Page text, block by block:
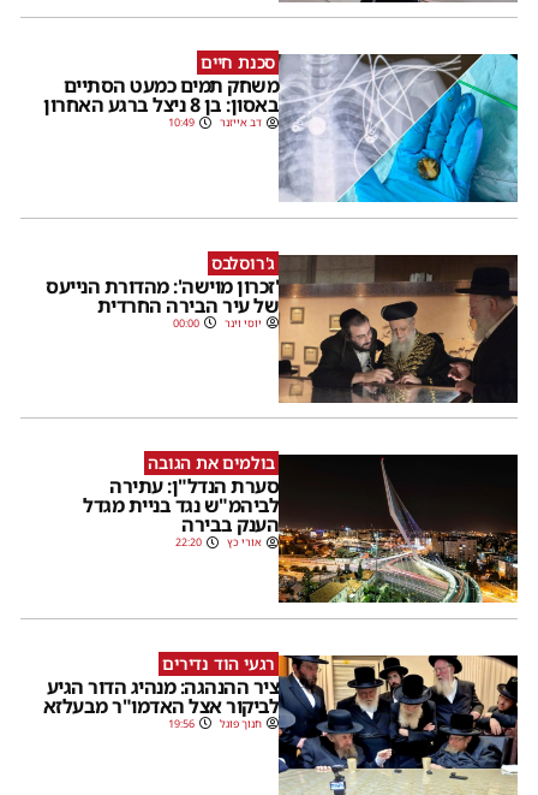
סכנת חיים
משחק תמים כמעט הסתיים
באסון: בן 8 ניצל ברגע האחרון
דב אייזנר 10:49
ג'רוסלבס
'זכרון מוישה': מהדורת הנייעס
של עיר הבירה החרדית
יוסי וינר 00:00
בולמים את הגובה
סערת הנדל"ן: עתירה
לביהמ"ש נגד בניית מגדל
הענק בבירה
אורי כץ 22:20
רגעי הוד נדירים
ציר ההנהגה: מנהיג הדור הגיע
לביקור אצל האדמו"ר מבעלזא
חנוך פוגל 19:56